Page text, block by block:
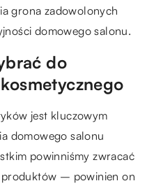
grona zadowolonych
domowego salonu.
do
jest kluczowym
domowego salonu
powinniśmy zwracać
produktów – powinien on